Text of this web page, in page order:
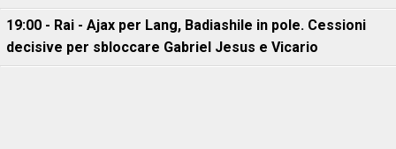
19:00 - Rai - Ajax per Lang, Badiashile in pole. Cessioni
decisive per sbloccare Gabriel Jesus e Vicario